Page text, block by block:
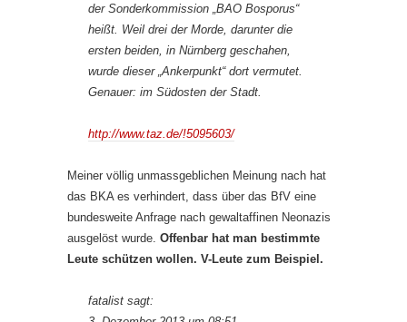
der Sonderkommission „BAO Bosporus“
heißt. Weil drei der Morde, darunter die
ersten beiden, in Nürnberg geschahen,
wurde dieser „Ankerpunkt“ dort vermutet.
Genauer: im Südosten der Stadt.
http://www.taz.de/!5095603/
Meiner völlig unmassgeblichen Meinung nach hat
das BKA es verhindert, dass über das BfV eine
bundesweite Anfrage nach gewaltaffinen Neonazis
ausgelöst wurde. Offenbar hat man bestimmte
Leute schützen wollen. V-Leute zum Beispiel.
fatalist sagt: